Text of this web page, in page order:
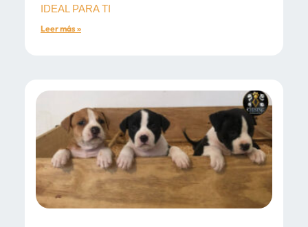
IDEAL PARA TI
Leer más »